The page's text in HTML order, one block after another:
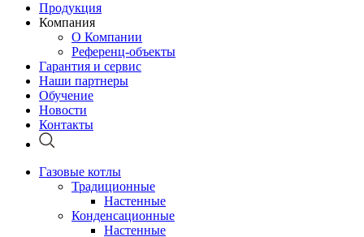
Продукция
Компания
О Компании
Референц-объекты
Гарантия и сервис
Наши партнеры
Обучение
Новости
Контакты
Газовые котлы
Традиционные
Настенные
Конденсационные
Настенные